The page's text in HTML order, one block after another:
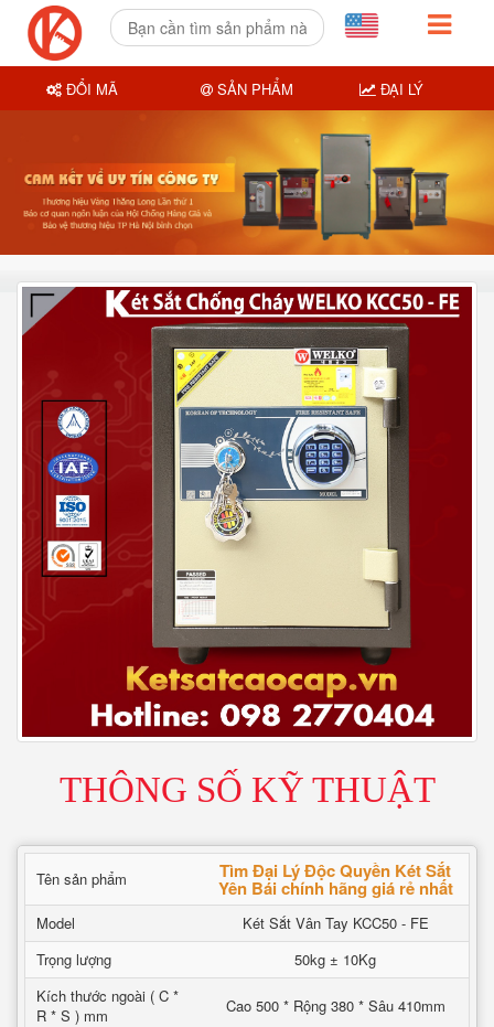
THÔNG SỐ KỸ THUẬT
Tên sản phẩm Tìm Đại Lý Độc Quyền Két Sắt
Yên Bái chính hãng giá rẻ nhất
Model
Két Sắt Vân Tay KCC50 - FE
Trọng lượng
50kg ± 10Kg
Kích thước ngoài ( C *
R * S ) mm
Cao 500 * Rộng 380 * Sâu 410mm
ĐỔI MÃ SẢN PHẨM ĐẠI LÝ